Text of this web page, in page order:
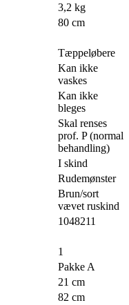
3,2 kg
80 cm
Tæppeløbere
Kan ikke
vaskes
Kan ikke
bleges
Skal renses
prof. P (normal
behandling)
I skind
Rudemønster
Brun/sort
vævet ruskind
1048211
1
Pakke A
21 cm
82 cm